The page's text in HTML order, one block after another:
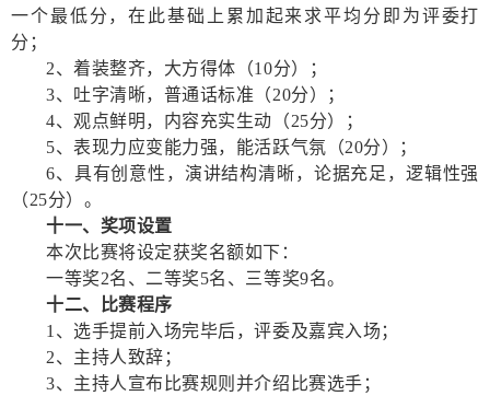
一个最低分，在此基础上累加起来求平均分即为评委打
分；
2、着装整齐，大方得体（10分）；
3、吐字清晰，普通话标准（20分）；
4、观点鲜明，内容充实生动（25分）；
5、表现力应变能力强，能活跃气氛（20分）；
6、具有创意性，演讲结构清晰，论据充足，逻辑性强
（25分）。
十一、奖项设置
本次比赛将设定获奖名额如下：
一等奖2名、二等奖5名、三等奖9名。
十二、比赛程序
1、选手提前入场完毕后，评委及嘉宾入场；
2、主持人致辞；
3、主持人宣布比赛规则并介绍比赛选手；